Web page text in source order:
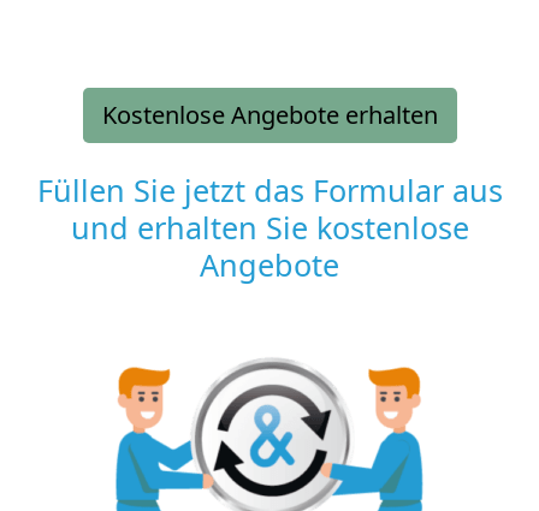
Kostenlose Angebote erhalten
Füllen Sie jetzt das Formular aus
und erhalten Sie kostenlose
Angebote